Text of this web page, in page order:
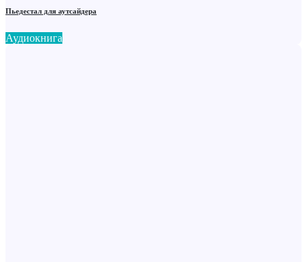
Пьедестал для аутсайдера
Аудиокнига